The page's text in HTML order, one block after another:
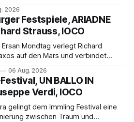
Maxime Pascal entfaltet
Philippe Sly berührt als
2026
Festspiele, ARIADNE
Strauss, IOCO
Mondtag verlegt Richard
auf den Mars und verbindet
und den Wiener
bleibt der zweite Akt jedoch
zurück.
06 Aug. 2026
UN BALLO IN
Verdi, IOCO
gelingt dem Immling Festival eine
zwischen Traum und